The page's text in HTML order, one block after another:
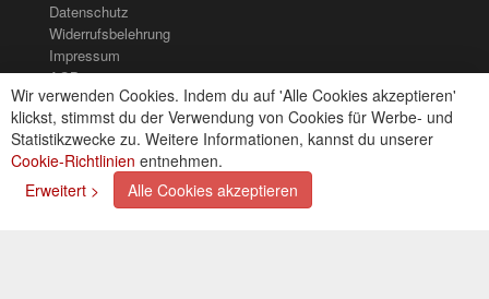
Wir verwenden Cookies. Indem du auf 'Alle Cookies akzeptieren'
klickst, stimmst du der Verwendung von Cookies für Werbe- und
Statistikzwecke zu. Weitere Informationen, kannst du unserer
Cookie-Richtlinien entnehmen.
Erweitert >
Alle Cookies akzeptieren
Datenschutz
Widerrufsbelehrung
Impressum
AGB
Kontakt
Cookies einstellungen
Zahlungsarten